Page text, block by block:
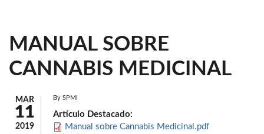
MANUAL SOBRE
CANNABIS MEDICINAL
MAR
11
2019
By SPMI
Artículo Destacado:
Manual sobre Cannabis Medicinal.pdf